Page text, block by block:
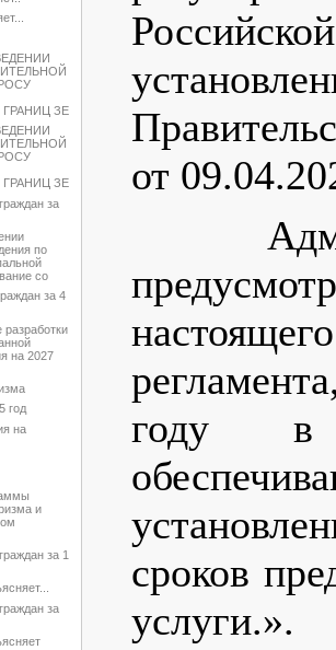
ЗЕ
ЗЕ
за
по
со
за 4
на 2027
год
на
и
за 1
за
от
году в
сроков
услуги.».